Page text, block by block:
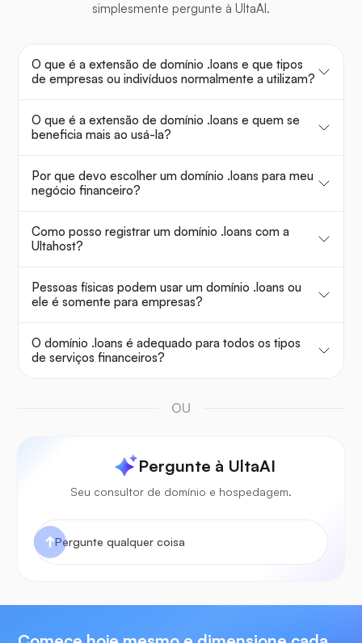
simplesmente pergunte à UltaAI.
O que é a extensão de domínio .loans e que tipos
de empresas ou indivíduos normalmente a utilizam?
O que é a extensão de domínio .loans e quem se
beneficia mais ao usá-la?
Por que devo escolher um domínio .loans para meu
negócio financeiro?
Como posso registrar um domínio .loans com a
Ultahost?
Pessoas físicas podem usar um domínio .loans ou
ele é somente para empresas?
O domínio .loans é adequado para todos os tipos
de serviços financeiros?
OU
Pergunte à UltaAI
Seu consultor de domínio e hospedagem.